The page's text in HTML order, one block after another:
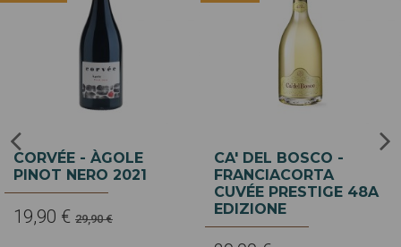
GIACOMO CONTERNO
- CANTINE NERVI
GATTINARA 2022
CESCONI - TRENTO
DOC DER BLAUWAL
RISERVA 2016
38,00 €